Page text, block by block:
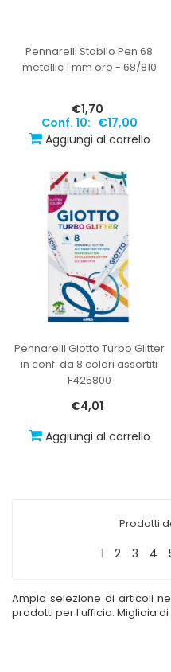
Pennarelli Stabilo Pen 68
metallic 1 mm oro - 68/810
€1,70
Conf. 10: €17,00
Aggiungi al carrello
Pennarelli Giotto Turbo Glitter
in conf. da 8 colori assortiti
F425800
€4,01
Aggiungi al carrello
Prodotti
1 2 3 4
Ampia selezione di articoli
prodotti per l'ufficio. Migliaia